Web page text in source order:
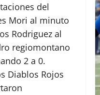
del
Mori al minuto
Rodriguez al
regiomontano
2 a 0.
Diablos Rojos